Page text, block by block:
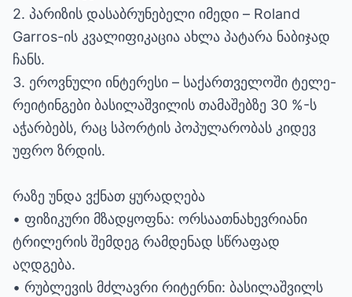
2. პარიზის დასაბრუნებელი იმედი – Roland
Garros-ის კვალიფიკაცია ახლა პატარა ნაბიჯად
ჩანს.
3. ეროვნული ინტერესი – საქართველოში ტელე-
რეიტინგები ბასილაშვილის თამაშებზე 30 %-ს
აჭარბებს, რაც სპორტის პოპულარობას კიდევ
უფრო ზრდის.
რაზე უნდა ვქნათ ყურადღება
• ფიზიკური მზადყოფნა: ორსაათნახევრიანი
ტრილერის შემდეგ რამდენად სწრაფად
აღდგება.
• რუბლევის მძლავრი რიტერნი: ბასილაშვილს